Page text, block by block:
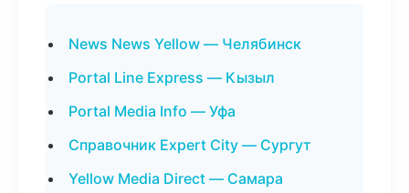
News News Yellow — Челябинск
Portal Line Express — Кызыл
Portal Media Info — Уфа
Справочник Expert City — Сургут
Yellow Media Direct — Самара